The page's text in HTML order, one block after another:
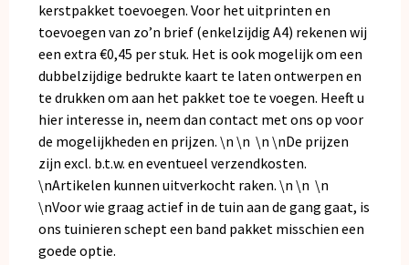
kerstpakket toevoegen. Voor het uitprinten en
toevoegen van zo’n brief (enkelzijdig A4) rekenen wij
een extra €0,45 per stuk. Het is ook mogelijk om een
dubbelzijdige bedrukte kaart te laten ontwerpen en
te drukken om aan het pakket toe te voegen. Heeft u
hier interesse in, neem dan contact met ons op voor
de mogelijkheden en prijzen. \n \n \n \nDe prijzen
zijn excl. b.t.w. en eventueel verzendkosten.
\nArtikelen kunnen uitverkocht raken. \n \n \n
\nVoor wie graag actief in de tuin aan de gang gaat, is
ons tuinieren schept een band pakket misschien een
goede optie.